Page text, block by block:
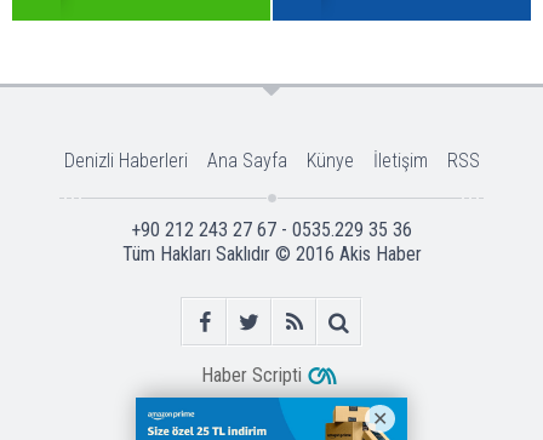
Denizli Haberleri Ana Sayfa Künye İletişim RSS
+90 212 243 27 67 - 0535.229 35 36
Tüm Hakları Saklıdır © 2016 Akis Haber
Haber Scripti